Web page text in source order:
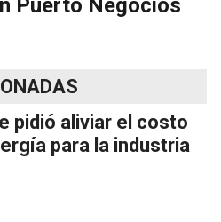
Puerto Negocios
pidió aliviar el costo
para la industria